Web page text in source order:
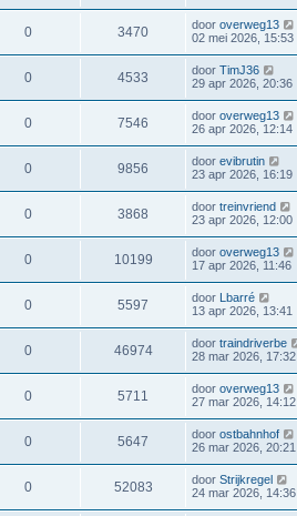
0 3470 door overweg13
02 mei 2026, 15:53
0 4533 door TimJ36
29 apr 2026, 20:36
0 7546 door overweg13
26 apr 2026, 12:14
0 9856 door evibrutin
23 apr 2026, 16:19
0 3868 door treinvriend
23 apr 2026, 12:00
0 10199 door overweg13
17 apr 2026, 11:46
0 5597 door Lbarré
13 apr 2026, 13:41
0 46974 door traindriverbe
28 mar 2026, 17:32
0 5711 door overweg13
27 mar 2026, 14:12
0 5647 door ostbahnhof
26 mar 2026, 20:21
0 52083 door Strijkregel
24 mar 2026, 14:36